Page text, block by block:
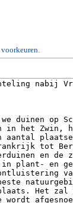
voorkeuren.